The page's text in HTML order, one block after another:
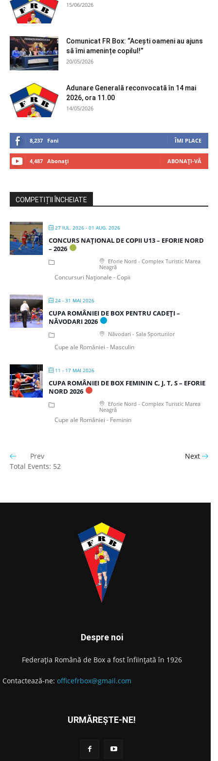
15/06/2026
Comunicat FR Box: “Acești oameni au ajuns
să îmi amenințe copilul!”
20/05/2026
Adunare Generală reconvocată în 14 mai
2026, ora 11.00
14/05/2026
8,237 Fani ÎMI PLACE
4,487 Abonați ABONAȚI-VĂ
COMPETIȚII ÎNCHEIATE
27 IUL. 2026 - 01 AUG. 2026
CONCURS NAȚIONAL DE COPII U13 – EFORIE NORD
– 2026
Eforie Nord - Complex Turistic Marea
Neagră
Concursuri Naționale - Copii
24 - 31 MAI 2026
CUPA ROMÂNIEI DE BOX PENTRU CADEȚI –
NĂVODARI 2026
Năvodari - Sala Sporturilor
Cupe ale României - Masculin
11 - 17 MAI 2026
CUPA ROMÂNIEI DE BOX FEMININ C, J, T, S – EFORIE
NORD 2026
Eforie Nord - Complex Turistic Marea
Neagră
Cupe ale României - Feminin
Prev
Next
Total Events: 52
Despre noi
Federația Română de Box a fost înființată în 1926
Contactează-ne: officefrbox@gmail.com
URMĂREȘTE-NE!